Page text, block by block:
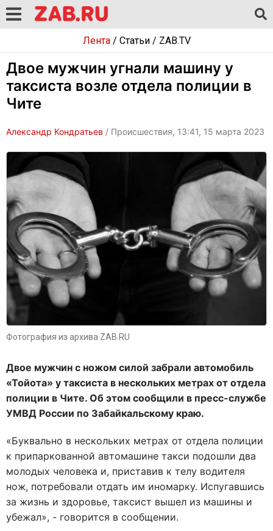
Лента/ Статьи/ ZAB.TV
Двое мужчин угнали машину у
таксиста возле отдела полиции в
Чите
Александр Кондратьев / Происшествия, 13:41, 15 марта 2023
Фотография из архива ZAB.RU
Двое мужчин с ножом силой забрали автомобиль
«Тойота» у таксиста в нескольких метрах от отдела
полиции в Чите. Об этом сообщили в пресс-службе
УМВД России по Забайкальскому краю.
«Буквально в нескольких метрах от отдела полиции
к припаркованной автомашине такси подошли два
молодых человека и, приставив к телу водителя
нож, потребовали отдать им иномарку. Испугавшись
за жизнь и здоровье, таксист вышел из машины и
убежал», - говорится в сообщении.